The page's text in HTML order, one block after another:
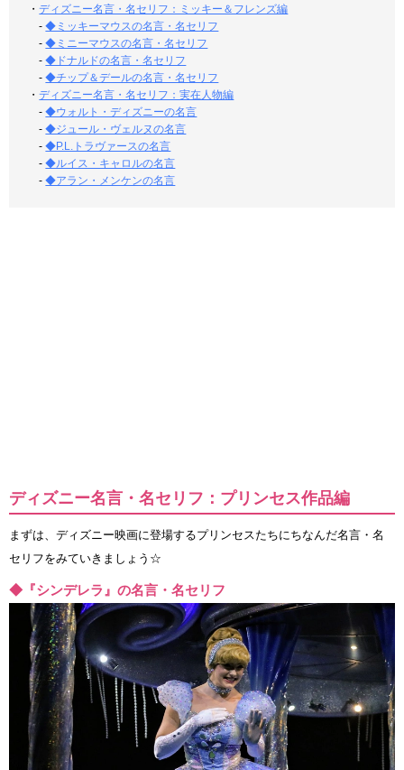
・ディズニー名言・名セリフ：ミッキー＆フレンズ編
-◆ミッキーマウスの名言・名セリフ
-◆ミニーマウスの名言・名セリフ
-◆ドナルドの名言・名セリフ
-◆チップ＆デールの名言・名セリフ
・ディズニー名言・名セリフ：実在人物編
-◆ウォルト・ディズニーの名言
-◆ジュール・ヴェルヌの名言
-◆P.L.トラヴァースの名言
-◆ルイス・キャロルの名言
-◆アラン・メンケンの名言
ディズニー名言・名セリフ：プリンセス作品編
まずは、ディズニー映画に登場するプリンセスたちにちなんだ名言・名
セリフをみていきましょう☆
◆『シンデレラ』の名言・名セリフ